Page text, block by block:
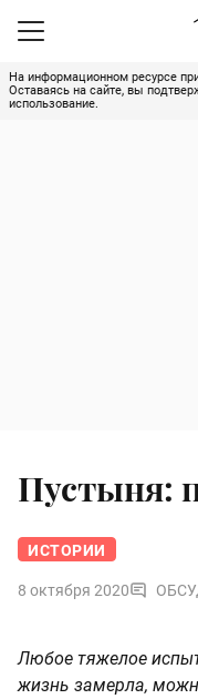
На информационном ресурсе
Оставаясь на сайте, вы
использование.
Пустыня:
ИСТОРИИ
8 октября 2020
Любое тяжелое
жизнь замерла,